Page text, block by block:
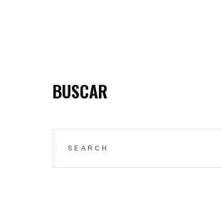
BUSCAR